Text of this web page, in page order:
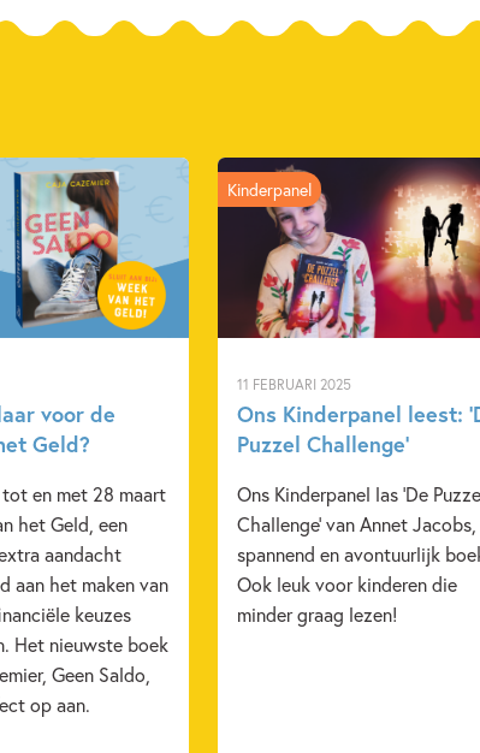
voor de
Geld?
en met 28 maart
het Geld, een
aandacht
aan het maken van
keuzes
Het nieuwste boek
Geen Saldo,
op aan.
11 FEBRUARI 2025
Ons Kinderpanel leest:
Puzzel Challenge’
Ons Kinderpanel las 'De
Challenge' van Annet Jacobs,
spannend en avontuurlijk
Ook leuk voor kinderen die
minder graag lezen!
Kinderpanel